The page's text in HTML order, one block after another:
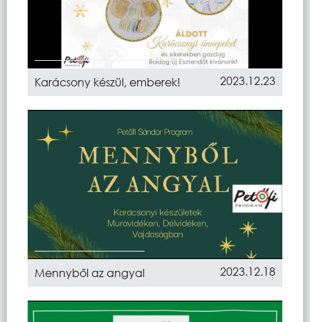
Karácsony készül, emberek! 2023.12.23
Mennyből az angyal 2023.12.18